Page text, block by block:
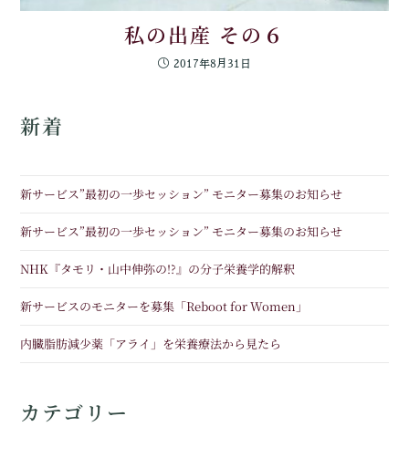
私の出産 その６
2017年8月31日
新着
新サービス”最初の一歩セッション” モニター募集のお知らせ
新サービス”最初の一歩セッション” モニター募集のお知らせ
NHK『タモリ・山中伸弥の!?』の分子栄養学的解釈
新サービスのモニターを募集「Reboot for Women」
内臓脂肪減少薬「アライ」を栄養療法から見たら
カテゴリー